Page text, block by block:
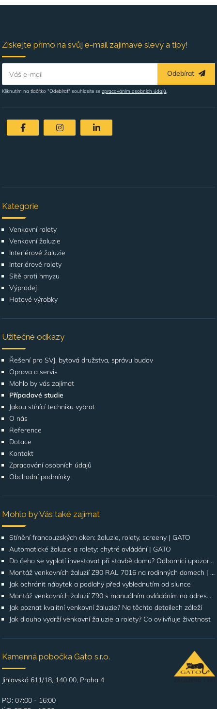
Získejte přímo na svůj e-mail zajímavé slevy a tipy!
Váš e-mail Odebírat
Kliknutím na tlačítko "Odebírat" souhlasíte sezpracováním osobních údajů.
Kategorie
Venkovní rolety
Venkovní žaluzie
Interiérové žaluzie
Interiérové rolety
Sítě proti hmyzu
Výprodej
Hotové výrobky
Užitečné odkazy
Řešení pro SVJ, bytová družstva, správu budov
Oprava a servis
Mohlo by vás zajímat
Případové studie
Jakou stínící techniku vybrat
O nás
Reference
Dotace
Kontakt
Zpracování osobních údajů
Obchodní podmínky
Mohlo by Vás také zajímat
Stínění francouzských oken: žaluzie, rolety, screeny | GATO
Automatické žaluzie a rolety: chytré ovládání | GATO
Do čeho se vyplatí investovat při stavbě domu? Odborníci upozorňují na stínění oken
Montáž venkovních žaluzií Z90 RAL 7016 na rodinných domech | Případová studie
Jak ochránit nábytek a podlahy před vyblednutím od slunce
Montáž venkovních žaluzií Z90 s manuálním ovládáním na adrese Štúrova, Praha 4
Jak poznat kvalitní venkovní žaluzie? Na těchto detailech záleží
Jak dlouho vydrží venkovní žaluzie a rolety? Co ovlivňuje životnost
Kamenná pobočka Gato s.r.o.
Jihlavská 611/18, 140 00, Praha 4
PO: 07:00 - 16:00